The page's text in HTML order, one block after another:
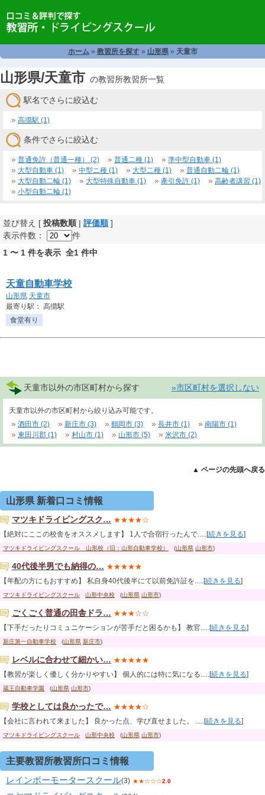
ホーム» 教習所を探す» 山形県» 天童市
山形県/天童市 の教習所教習所一覧
駅名でさらに絞込む
高擶駅 (1)
条件でさらに絞込む
普通免許（普通一種） (2) 普通二種 (1)
準中型自動車 (1)
大型自動車 (1)
中型ニ種 (1) 大型二種 (1)
普通自動二輪 (1)
大型自動二輪 (1)
大型特殊自動車 (1) 牽引免許 (1)
高齢者講習 (1)
小型自動二輪 (1)
並び替え [ 投稿数順| 評価順]
表示件数：
件
1 〜 1 件を表示 全1 件中
天童自動車学校
山形県 天童市
最寄り駅： 高擶駅
食堂有り
天童市以外の市区町村から探す »市区町村を選択しない
天童市以外の市区町村から絞り込み可能です。
酒田市 (2)
新庄市 (3) 鶴岡市 (3) 長井市 (1)
南陽市 (1)
東田川郡 (1)
村山市 (1) 山形市 (5) 米沢市 (2)
▲ ページの先頭へ戻る
山形県 新着口コミ情報
マツキドライビングスク… ★★★★☆
【絶対にここの校舎をオススメします】 1人で合宿行ったんで.....[続きを見る]
マツキドライビングスクール 山形校（旧：山形自動車学校） (山形県 山形市)
40代後半男でも納得の… ★★★★★
【年配の方にもおすすめ】 私自身40代後半にて以前免許証を.....[続きを見る]
マツキドライビングスクール 山形中央校 (山形県 山形市)
ごくごく普通の田舎ドラ… ★★★☆☆
【下手だったりコミュニケーションが苦手だと困るかも】 教官.....[続きを見る]
新庄第一自動車学校 (山形県 新庄市)
レベルに合わせて細かい… ★★★★★
【教習が楽しく優しく分かりやすい】 個人的には特に気になる.....[続きを見る]
蔵王自動車学園 (山形県 山形市)
学校としては良かったで… ★★★★☆
【会社に言われて来ました】 良かった点、学び直せました。 .....[続きを見る]
マツキドライビングスクール 山形中央校 (山形県 山形市)
主要教習所教習所口コミ情報
レインボーモータースクール(3) ★★☆☆☆2.0